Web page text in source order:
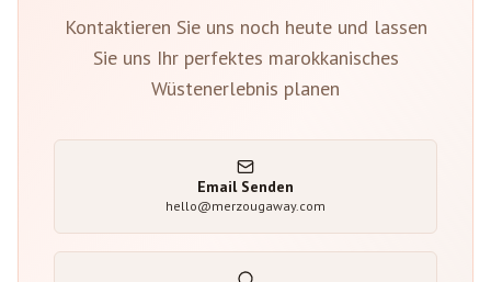
Kontaktieren Sie uns noch heute und lassen
Sie uns Ihr perfektes marokkanisches
Wüstenerlebnis planen
Email Senden
hello@merzougaway.com